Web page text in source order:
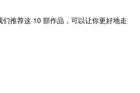
们推荐这 10 部作品，可以让你更好地走